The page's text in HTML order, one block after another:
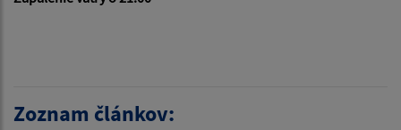
Zoznam článkov: